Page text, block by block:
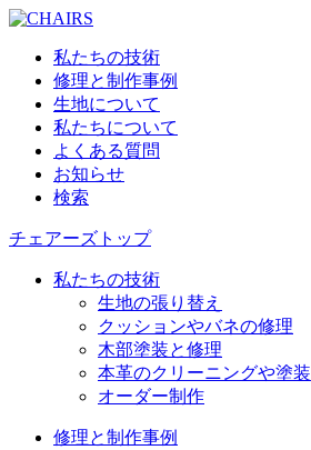
私たちの技術
修理と制作事例
生地について
私たちについて
よくある質問
お知らせ
検索
チェアーズトップ
私たちの技術
生地の張り替え
クッションやバネの修理
木部塗装と修理
本革のクリーニングや塗装
オーダー制作
修理と制作事例